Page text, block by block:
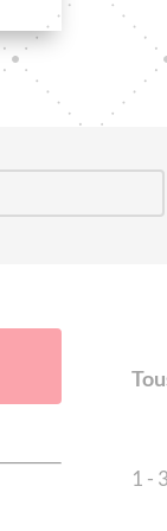
1 -